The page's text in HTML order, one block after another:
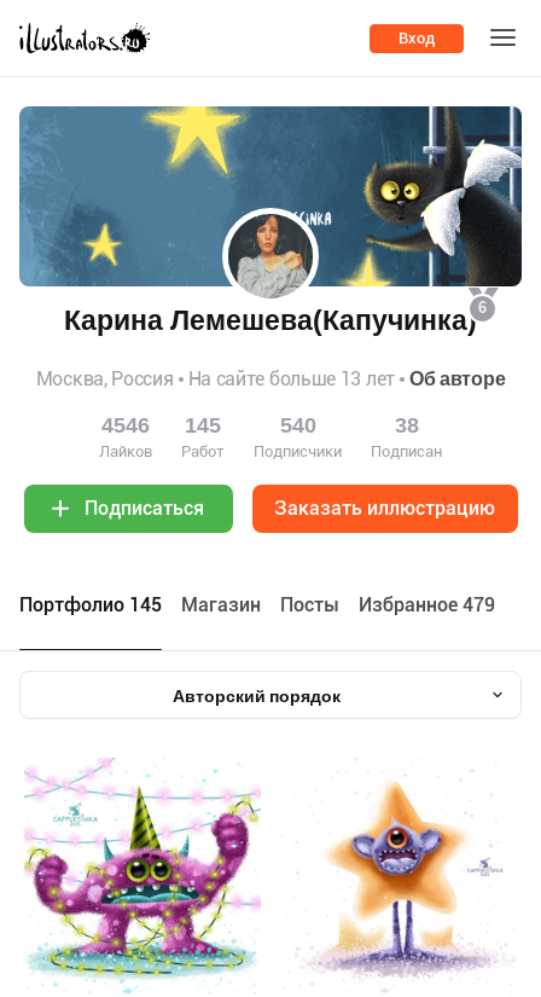
Вход
6
Карина Лемешева(Капучинка)
Москва, Россия На сайте больше 13 лет Об авторе
4546
Лайков
145
Работ
540
Подписчики
38
Подписан
Подписаться Заказать иллюстрацию
Портфолио 145 Maгазин Посты Избранное 479
Авторский порядок